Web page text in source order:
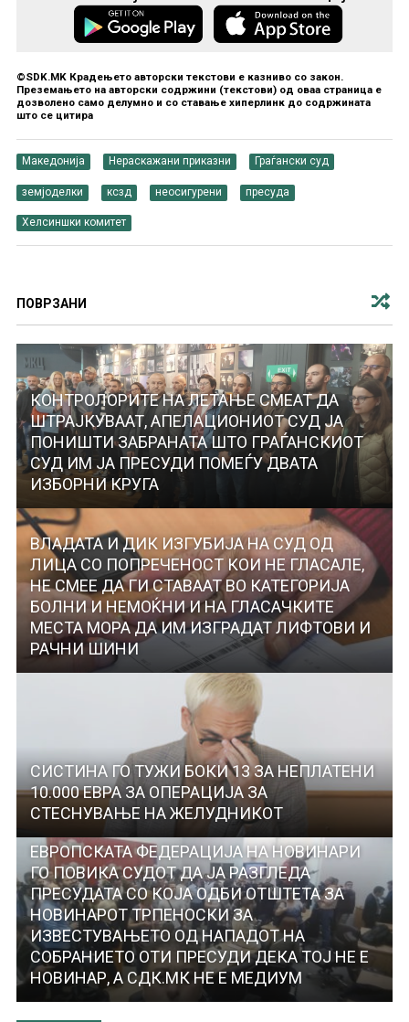
©SDK.MK Крадењето авторски текстови е казниво со закон.
Преземањето на авторски содржини (текстови) од оваа страница е
дозволено само делумно и со ставање хиперлинк до содржината
што се цитира
Македонија Нераскажани приказни Граѓански суд
земјоделки ксзд неосигурени пресуда
Хелсиншки комитет
ПОВРЗАНИ
КОНТРОЛОРИТЕ НА ЛЕТАЊЕ СМЕАТ ДА
ШТРАЈКУВААТ, АПЕЛАЦИОНИОТ СУД ЈА
ПОНИШТИ ЗАБРАНАТА ШТО ГРАЃАНСКИОТ
СУД ИМ ЈА ПРЕСУДИ ПОМЕЃУ ДВАТА
ИЗБОРНИ КРУГА
ВЛАДАТА И ДИК ИЗГУБИЈА НА СУД ОД
ЛИЦА СО ПОПРЕЧЕНОСТ КОИ НЕ ГЛАСАЛЕ,
НЕ СМЕЕ ДА ГИ СТАВААТ ВО КАТЕГОРИЈА
БОЛНИ И НЕМОЌНИ И НА ГЛАСАЧКИТЕ
МЕСТА МОРА ДА ИМ ИЗГРАДАТ ЛИФТОВИ И
РАЧНИ ШИНИ
СИСТИНА ГО ТУЖИ БОКИ 13 ЗА НЕПЛАТЕНИ
10.000 ЕВРА ЗА ОПЕРАЦИЈА ЗА
СТЕСНУВАЊЕ НА ЖЕЛУДНИКОТ
ЕВРОПСКАТА ФЕДЕРАЦИЈА НА НОВИНАРИ
ГО ПОВИКА СУДОТ ДА ЈА РАЗГЛЕДА
ПРЕСУДАТА СО КОЈА ОДБИ ОТШТЕТА ЗА
НОВИНАРОТ ТРПЕНОСКИ ЗА
ИЗВЕСТУВАЊЕТО ОД НАПАДОТ НА
СОБРАНИЕТО ОТИ ПРЕСУДИ ДЕКА ТОЈ НЕ Е
НОВИНАР, А СДК.МК НЕ Е МЕДИУМ